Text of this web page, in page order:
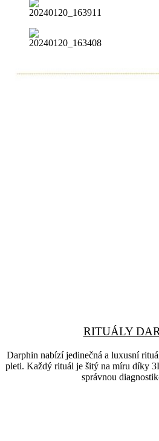
RITUÁLY
Darphin nabízí jedinečná a luxusní
pleti. Každý rituál je šitý na míru díky
správnou